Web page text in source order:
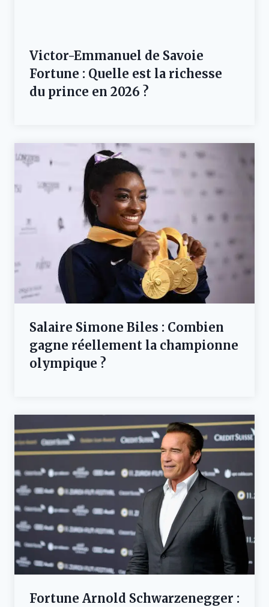
Victor-Emmanuel de Savoie
Fortune : Quelle est la richesse
du prince en 2026 ?
Salaire Simone Biles : Combien
gagne réellement la championne
olympique ?
Fortune Arnold Schwarzenegger :